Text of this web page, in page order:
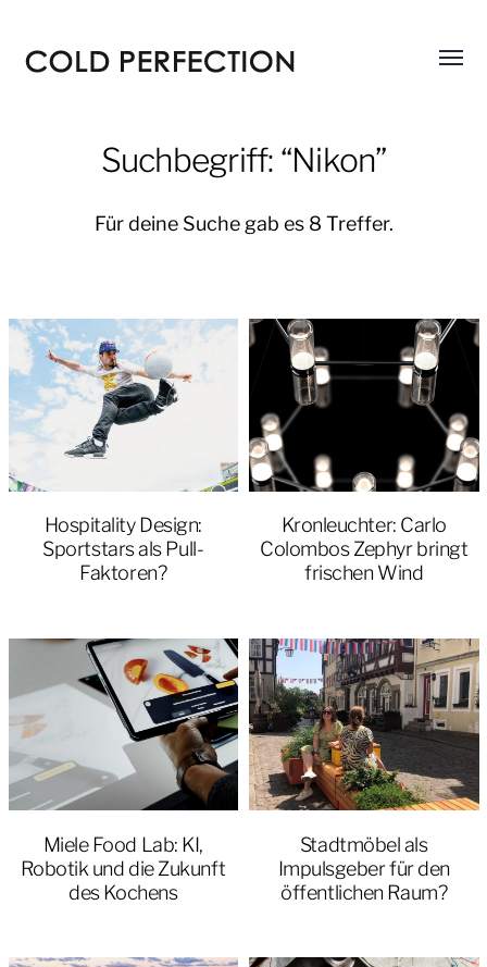
Menü
Suchbegriff: “Nikon”
Für deine Suche gab es 8 Treffer.
Hospitality Design:
Sportstars als Pull-
Faktoren?
Kronleuchter: Carlo
Colombos Zephyr bringt
frischen Wind
Miele Food Lab: KI,
Robotik und die Zukunft
des Kochens
Stadtmöbel als
Impulsgeber für den
öffentlichen Raum?